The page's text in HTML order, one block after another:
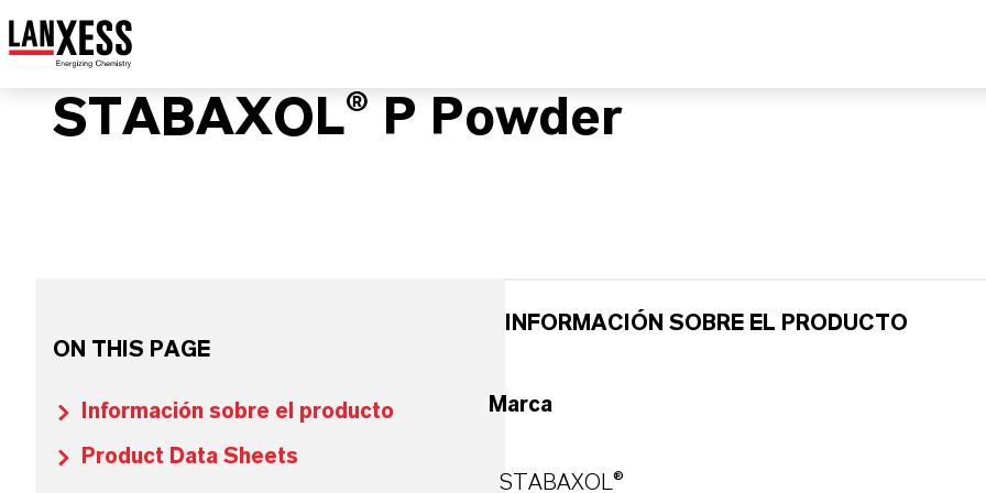
STABAXOL® P Powder
ON THIS PAGE
Información sobre el producto
Product Data Sheets
INFORMACIÓN SOBRE EL PRODUCTO
Marca
STABAXOL®